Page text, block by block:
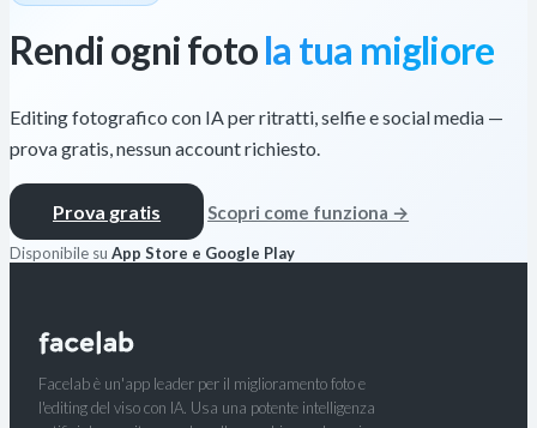
Rendi ogni fotola tua migliore
Editing fotografico con IA per ritratti, selfie e social media —
prova gratis, nessun account richiesto.
Prova gratis Scopri come funziona →
Disponibile su App Store e Google Play
Facelab è un'app leader per il miglioramento foto e
l'editing del viso con IA. Usa una potente intelligenza